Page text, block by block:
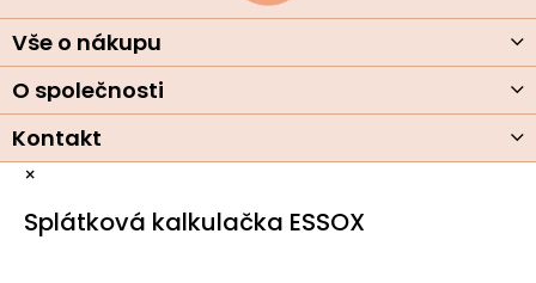
í
Vše o nákupu
O společnosti
Kontakt
×
Splátková kalkulačka ESSOX